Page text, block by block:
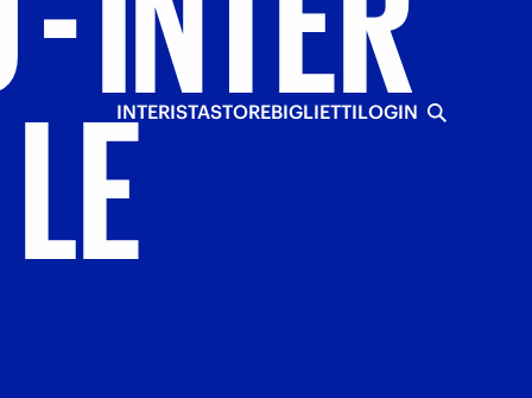
INTERISTASTOREBIGLIETTILOGIN
LE